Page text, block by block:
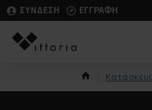
ΣΥΝΔΕΣΗ ΕΓΓΡΑΦΗ